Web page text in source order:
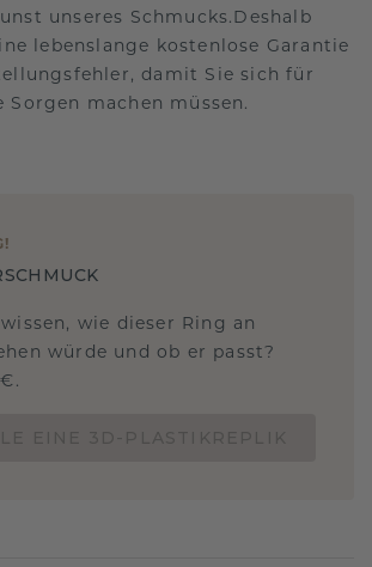
unseres Schmucks.Deshalb
lebenslange kostenlose Garantie
damit Sie sich für
Sorgen machen müssen.
!
wie dieser Ring an
würde und ob er passt?